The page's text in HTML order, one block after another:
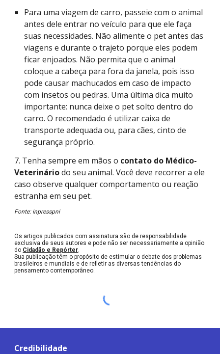
Para uma viagem de carro, passeie com o animal
antes dele entrar no veículo para que ele faça
suas necessidades. Não alimente o pet antes das
viagens e durante o trajeto porque eles podem
ficar enjoados. Não permita que o animal
coloque a cabeça para fora da janela, pois isso
pode causar machucados em caso de impacto
com insetos ou pedras. Uma última dica muito
importante: nunca deixe o pet solto dentro do
carro. O recomendado é utilizar caixa de
transporte adequada ou, para cães, cinto de
segurança próprio.
7. Tenha sempre em mãos o contato do Médico-
Veterináriodo seu animal. Você deve recorrer a ele
caso observe qualquer comportamento ou reação
estranha em seu pet.
Fonte: inpresspni
Os artigos publicados com assinatura são de responsabilidade
exclusiva de seus autores e pode não ser necessariamente a opinião
do Cidadão e Repórter.
Sua publicação têm o propósito de estimular o debate dos problemas
brasileiros e mundiais e de refletir as diversas tendências do
pensamento contemporâneo.
Credibilidade